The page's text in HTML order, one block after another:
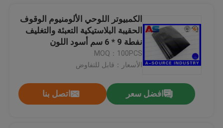
منتجات
معلومات عنا
جولة في المعمل
الكمبيوتر اللوحي الألومنيوم الوقوف
الحقيبة البلاستيكية التعبئة والتغليف
نفطة 9 * 6 سم أسود اللون
الألومنيوم احباط كيس زيبلوك
MOQ：100PCS
الأسعار：قابل للتفاوض
افضل سعر اتصل بنا